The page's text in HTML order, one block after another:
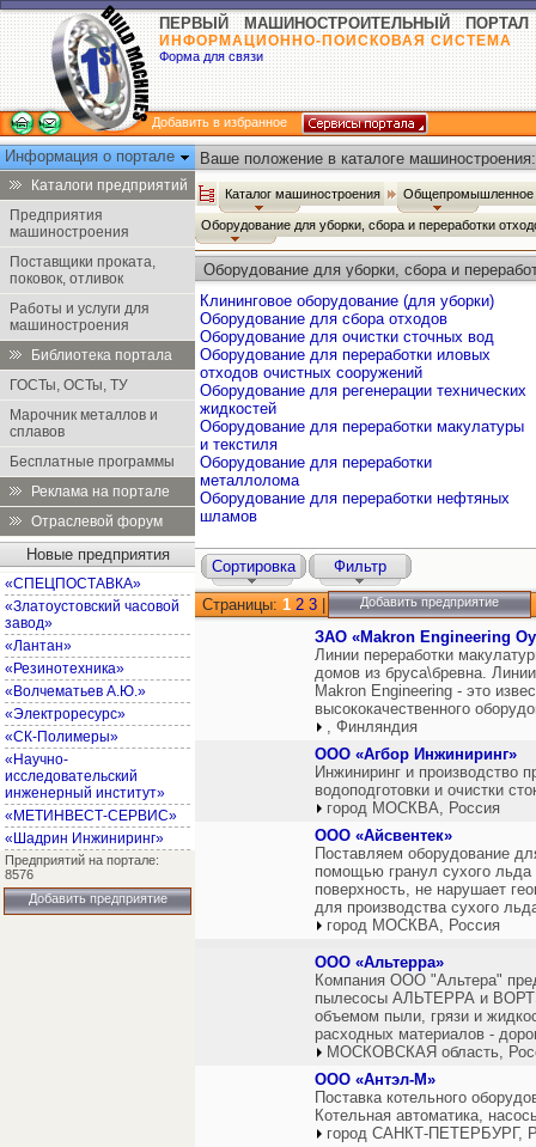
ПЕРВЫЙ МАШИНОСТРОИТЕЛЬНЫЙ ПОРТАЛ
ИНФОРМАЦИОННО-ПОИСКОВАЯ СИСТЕМА
Форма для связи
Добавить в избранное
Информация о портале
Каталоги предприятий
Предприятия
машиностроения
Поставщики проката,
поковок, отливок
Работы и услуги для
машиностроения
Библиотека портала
ГОСТы, ОСТы, ТУ
Марочник металлов и
сплавов
Бесплатные программы
Реклама на портале
Отраслевой форум
Новые предприятия
«СПЕЦПОСТАВКА»
«Златоустовский часовой
завод»
«Лантан»
«Резинотехника»
«Волчематьев А.Ю.»
«Электроресурс»
«СК-Полимеры»
«Научно-
исследовательский
инженерный институт»
«МЕТИНВЕСТ-СЕРВИС»
«Шадрин Инжиниринг»
Предприятий на портале:
8576
Добавить предприятие
Ваше положение в каталоге машиностроения:
Каталог машиностроения Общепромышленное
Оборудование для уборки, сбора и переработки
Оборудование для уборки, сбора и
Клининговое оборудование (для уборки)
Оборудование для сбора отходов
Оборудование для очистки сточных вод
Оборудование для переработки иловых
отходов очистных сооружений
Оборудование для регенерации технических
жидкостей
Оборудование для переработки макулатуры
и текстиля
Оборудование для переработки
металлолома
Оборудование для переработки нефтяных
шламов
Сортировка Фильтр
Страницы: 1 2 3 Добавить предприятие
ЗАО «Makron Engineering
Линии переработки
домов из бруса\бревна.
Makron Engineering - это
высококачественного
, Финляндия
ООО «Агбор Инжиниринг»
Инжиниринг и производство
водоподготовки и очистки
город МОСКВА, Россия
ООО «Айсвентек»
Поставляем оборудование
помощью гранул сухого льда
поверхность, не нарушает
для производства сухого
город МОСКВА, Россия
ООО «Альтерра»
Компания ООО "Альтера"
пылесосы АЛЬТЕРРА и
объемом пыли, грязи и
расходных материалов -
МОСКОВСКАЯ область,
ООО «Антэл-М»
Поставка котельного
Котельная автоматика,
город САНКТ-ПЕТЕРБУРГ,